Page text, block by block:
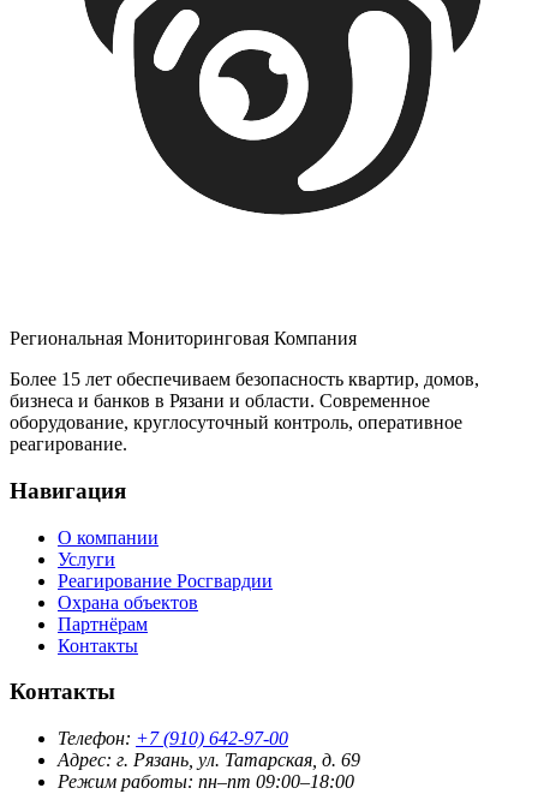
Региональная Мониторинговая Компания
Более 15 лет обеспечиваем безопасность квартир, домов,
бизнеса и банков в Рязани и области. Современное
оборудование, круглосуточный контроль, оперативное
реагирование.
Навигация
О компании
Услуги
Реагирование Росгвардии
Охрана объектов
Партнёрам
Контакты
Контакты
Телефон: +7 (910) 642-97-00
Адрес: г. Рязань, ул. Татарская, д. 69
Режим работы: пн–пт 09:00–18:00